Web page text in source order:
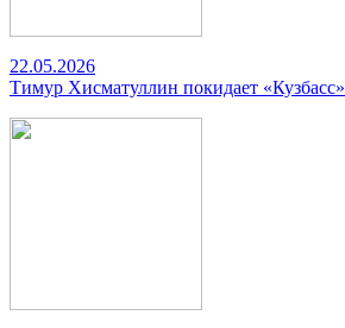
22.05.2026
Тимур Хисматуллин покидает «Кузбасс»